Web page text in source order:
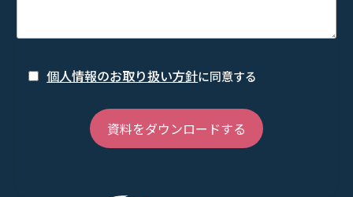
個人情報のお取り扱い方針に同意する